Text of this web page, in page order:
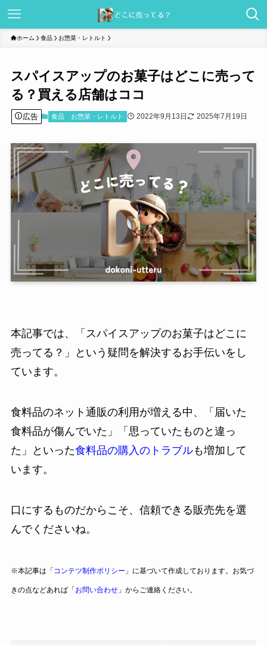
ホーム 食品 お惣菜・レトルト
スパイスアップのお菓子はどこに売って
る？買える店舗はココ
広告 食品 お惣菜・レトルト 2022年9月13日 2025年7月19日
本記事では、「スパイスアップのお菓子はどこに
売ってる？」という疑問を解決するお手伝いをし
ています。
食料品のネット通販の利用が増える中、「届いた
食料品が傷んでいた」「思っていたものと違っ
た」といった食料品の購入のトラブルも増加して
います。
口にするものだからこそ、信頼できる販売先を選
んでくださいね。
※本記事は「 コンテツ制作ポリシー 」に基づいて作成しております。お気づ
きの点などあれば「お問い合わせ」からご連絡ください。